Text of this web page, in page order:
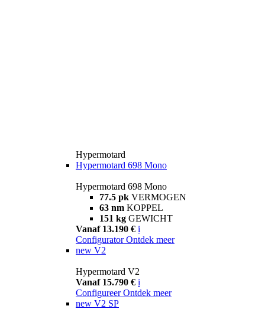
Hypermotard
Hypermotard 698 Mono
Hypermotard 698 Mono
77.5 pk VERMOGEN
63 nm KOPPEL
151 kg GEWICHT
Vanaf 13.190 € i
Configurator Ontdek meer
new V2
Hypermotard V2
Vanaf 15.790 € i
Configureer Ontdek meer
new V2 SP